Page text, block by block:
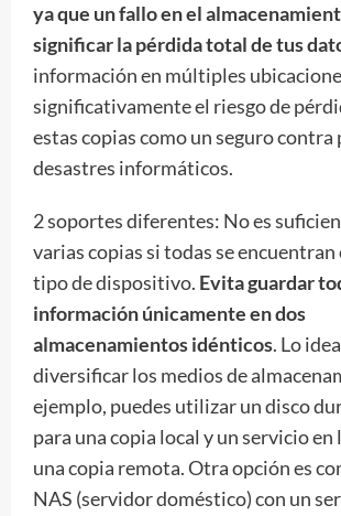
ya que un fallo en el
significar la pérdida total de tus
información en múltiples
significativamente el riesgo de
estas copias como un seguro contra
desastres informáticos.
2 soportes diferentes: No es
varias copias si todas se encuentran
tipo de dispositivo. Evita guardar
información únicamente en dos
almacenamientos idénticos. Lo
diversificar los medios de
ejemplo, puedes utilizar un disco
para una copia local y un servicio en
una copia remota. Otra opción es
NAS (servidor doméstico) con un